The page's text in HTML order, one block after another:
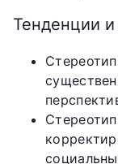
Тенденции